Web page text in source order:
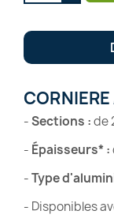
-Sections :de
- Épaisseurs*:
-Type
- Disponibles